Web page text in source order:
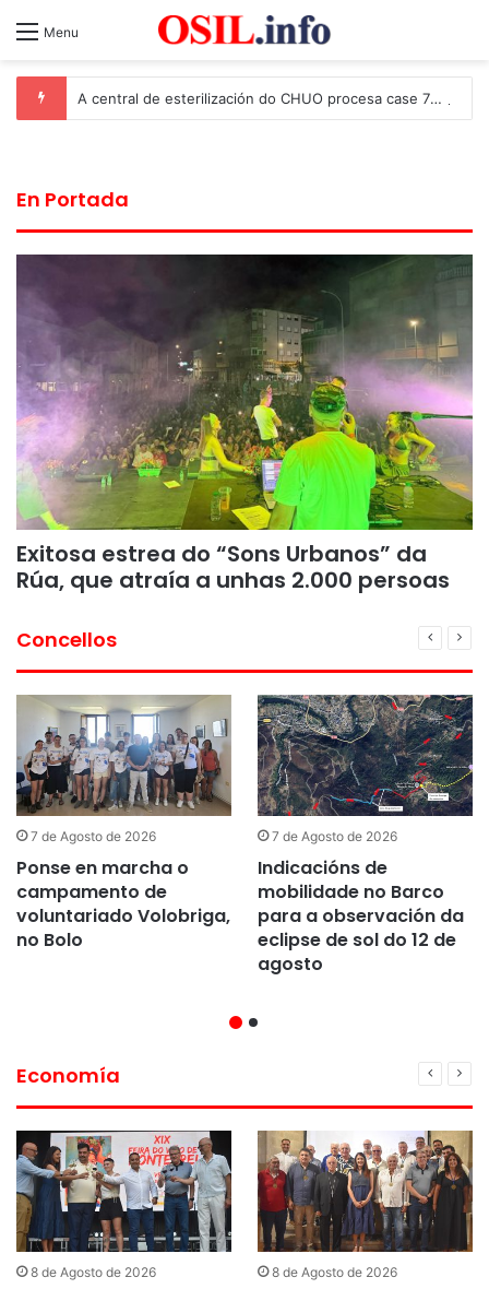
Menu
A central de esterilización do CHUO procesa case 70.000 entradas anuais de material sanitario para garantir unha asistencia segura
En Portada
Exitosa estrea do “Sons Urbanos” da
Rúa, que atraía a unhas 2.000 persoas
Concellos
7 de Agosto de 2026
Ponse en marcha o
campamento de
voluntariado Volobriga,
no Bolo
7 de Agosto de 2026
Indicacións de
mobilidade no Barco
para a observación da
eclipse de sol do 12 de
agosto
Economía
8 de Agosto de 2026 8 de Agosto de 2026